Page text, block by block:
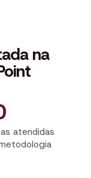
na
atendidas